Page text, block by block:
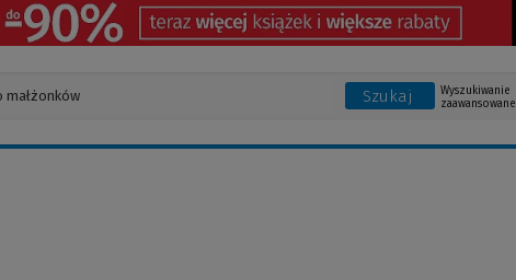
Szukaj
Wyszukiwanie
zaawansowane